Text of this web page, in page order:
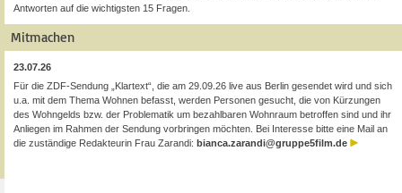
Antworten auf die wichtigsten 15 Fragen.
Mitmachen
23.07.26
Für die ZDF-Sendung „Klartext“, die am 29.09.26 live aus Berlin gesendet wird und sich
u.a. mit dem Thema Wohnen befasst, werden Personen gesucht, die von Kürzungen
des Wohngelds bzw. der Problematik um bezahlbaren Wohnraum betroffen sind und ihr
Anliegen im Rahmen der Sendung vorbringen möchten. Bei Interesse bitte eine Mail an
die zuständige Redakteurin Frau Zarandi: bianca.zarandi@gruppe5film.de